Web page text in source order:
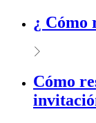
¿ Cómo
Cómo